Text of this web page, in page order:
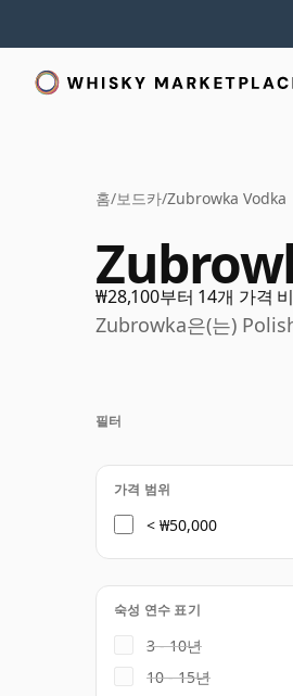
홈/보드카/Zubrowka Vodka
₩28,100부터 14개 가격
Zubrowka은(는)
필터
가격 범위
< ₩50,000
숙성 연수 표기
3 - 10년
10 - 15년